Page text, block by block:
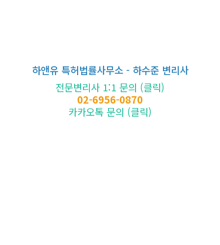
하앤유 특허법률사무소 - 하수준 변리사
전문변리사 1:1 문의 (클릭)
02-6956-0870
카카오톡 문의 (클릭)